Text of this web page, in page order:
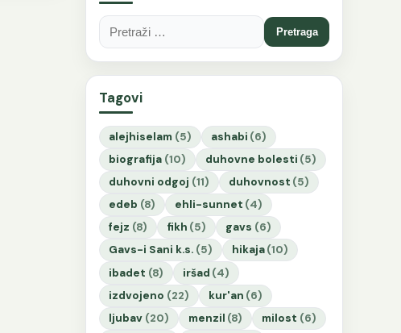
Pretraga:
Tagovi
alejhiselam (5) ashabi (6)
biografija (10) duhovne bolesti (5)
duhovni odgoj (11) duhovnost (5)
edeb (8) ehli-sunnet (4)
fejz (8) fikh (5) gavs (6)
Gavs-i Sani k.s. (5) hikaja (10)
ibadet (8) iršad (4)
izdvojeno (22) kur'an (6)
ljubav (20) menzil (8) milost (6)